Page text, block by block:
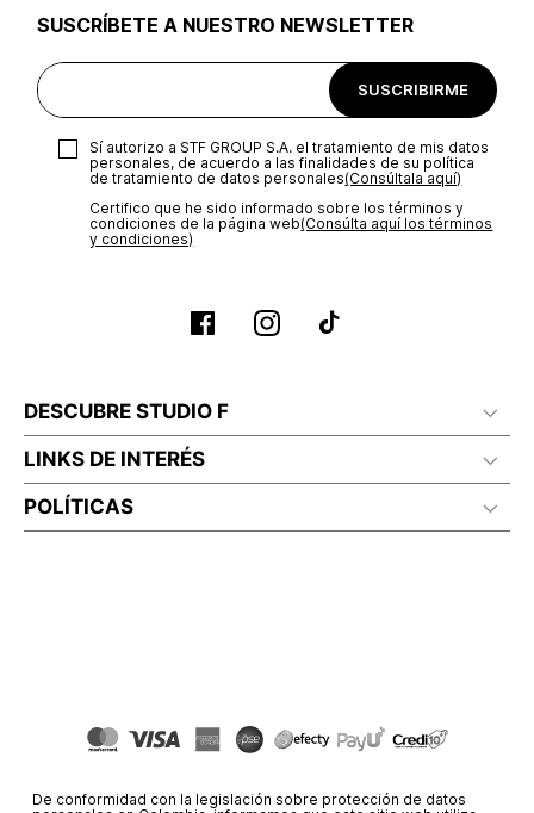
SUSCRÍBETE A NUESTRO NEWSLETTER
SUSCRIBIRME
Sí autorizo a STF GROUP S.A. el tratamiento de mis datos
personales, de acuerdo a las finalidades de su política
de tratamiento de datos personales‎(Consúltala aquí)
Certifico que he sido informado sobre los términos y
condiciones de la página web‎(Consúlta aquí los términos
y condiciones)
DESCUBRE STUDIO F
LINKS DE INTERÉS
POLÍTICAS
De conformidad con la legislación sobre protección de datos